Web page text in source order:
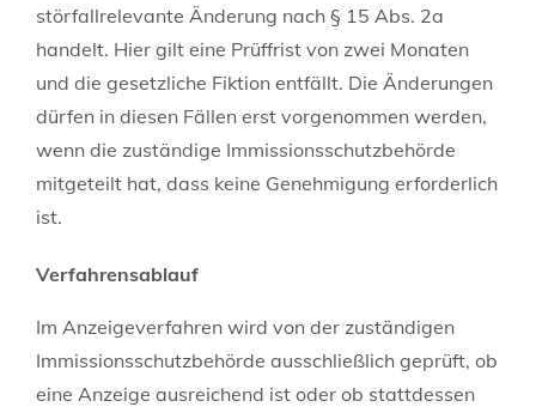
störfallrelevante Änderung nach § 15 Abs. 2a
handelt. Hier gilt eine Prüffrist von zwei Monaten
und die gesetzliche Fiktion entfällt. Die Änderungen
dürfen in diesen Fällen erst vorgenommen werden,
wenn die zuständige Immissionsschutzbehörde
mitgeteilt hat, dass keine Genehmigung erforderlich
ist.
Verfahrensablauf
Im Anzeigeverfahren wird von der zuständigen
Immissionsschutzbehörde ausschließlich geprüft, ob
eine Anzeige ausreichend ist oder ob stattdessen